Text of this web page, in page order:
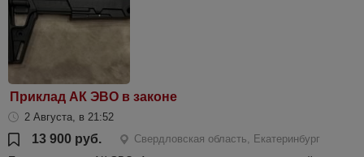
Приклад АК ЭВО в законе
2 Августа, в 21:52
13 900 руб.
Свердловская область, Екатеринбург